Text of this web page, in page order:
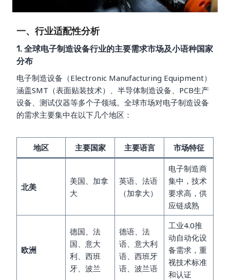
一、行业适配性分析
1. 全球电子制造设备行业的主要需求市场及小语种国家
分布
电子制造设备（Electronic Manufacturing Equipment）
涵盖SMT（表面贴装技术）、半导体制造设备、PCB生产
设备、测试仪器等多个子领域。全球市场对电子制造设备
的需求主要集中在以下几个地区：
地区 主要国家 主要语言 市场特征
北美
美国、加拿
大
英语、法语
（加拿大）
电子制造商
集中，技术
要求高，供
应链成熟
欧洲
德国、法
国、意大
利、西班
牙、波兰
德语、法
语、意大利
语、西班牙
语、波兰语
工业4.0推
动自动化设
备需求，重
视技术标准
和认证